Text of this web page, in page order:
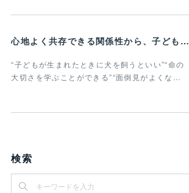
心地よく共存できる関係性から、子どもの発達に動物がよりよい影響を与える Vol.2
“子どもが生まれたときに犬を飼うといい”“命の
大切さを学ぶことができる”“面倒見がよくな…
検索